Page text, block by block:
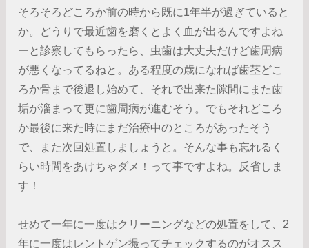
そろそろどころか前の時から既に1年半が過ぎていると
か。どうりで最近歯を磨くとよく血が出るんですよね
ーと診察してもらったら、虫歯は大丈夫だけど歯周病
が悪くなってるねと。ある程度の歳になれば歯茎どこ
ろか骨まで後退し始めて、それで出来た隙間にまた歯
垢が溜まって更に歯周病が進むそう。でもそれどころ
か最後に来た時にまだ治療中のところがあったそう
で、また次回処置しましょうと。そんな事も忘れるく
らい時間をあけちゃダメ！って事ですよね。反省しま
す！
せめて一年に一度はクリーニングなどの処置をして、2
年に一度はレントゲン撮ってチェックするのがオスス